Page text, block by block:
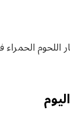
الحمراء